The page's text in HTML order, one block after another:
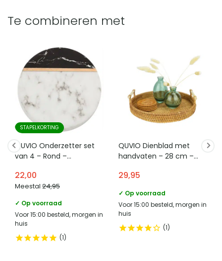
Te combineren met
STAPELKORTING
QUVIO Onderzetter set
van 4 – Rond –
22,00
Meestal 24,95
✓ Op voorraad
Voor 15:00 besteld, morgen in
huis
1
QUVIO Dienblad met
handvaten – 28 cm –
29,95
✓ Op voorraad
Voor 15:00 besteld, morgen in
huis
1